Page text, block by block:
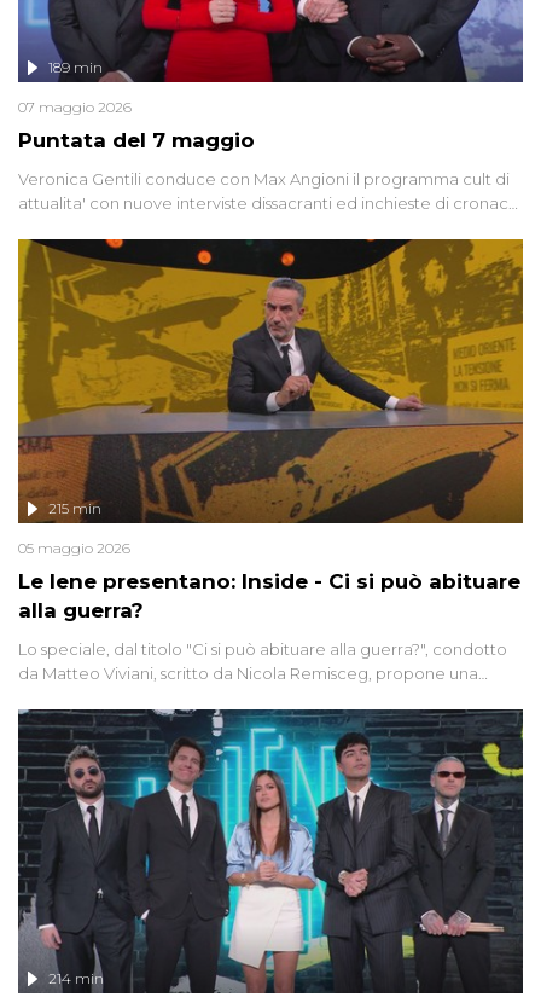
Puntata del 7 maggio
189 min
07 maggio 2026
Veronica Gentili conduce con Max Angioni il programma cult di
attualita' con nuove interviste dissacranti ed inchieste di cronaca
Le Iene presentano: Inside - Ci si può abituare
alla guerra?
215 min
05 maggio 2026
Lo speciale, dal titolo "Ci si può abituare alla guerra?", condotto
da Matteo Viviani, scritto da Nicola Remisceg, propone una
di settore - su quanto la guerra sia diventata una realtà pervasiva.
Anche se l'Italia non è direttamente coinvolta in conflitti armati, il
contesto globale rende impossibile considerarla un fenomeno
lontano.
214 min